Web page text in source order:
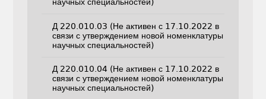
Д 220.010.03 (Не активен с 17.10.2022 в
связи с утверждением новой номенклатуры
научных специальностей)
Д 220.010.04 (Не активен с 17.10.2022 в
связи с утверждением новой номенклатуры
научных специальностей)